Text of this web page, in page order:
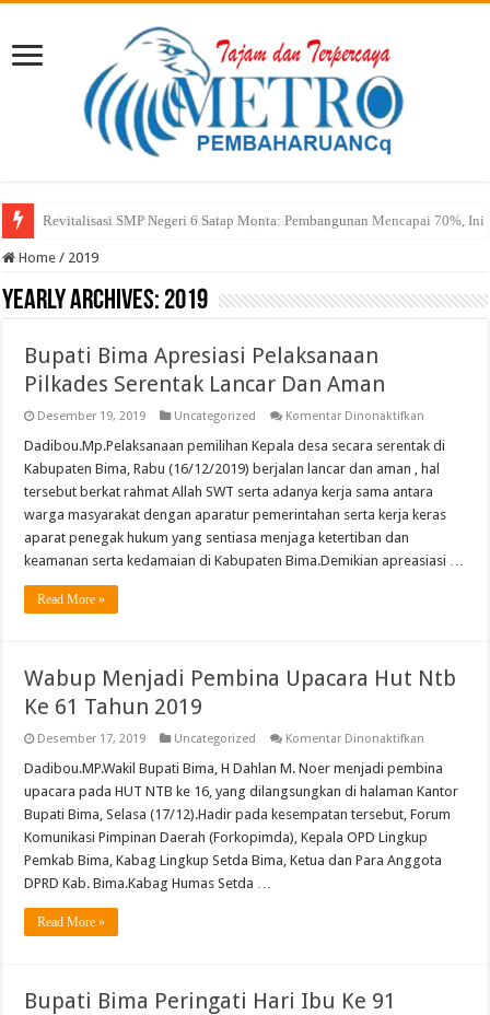
Sekda Abul: Pelantikan adalah Pengakuan Kompetensi
Home / 2019
Yearly Archives: 2019
Bupati Bima Apresiasi Pelaksanaan
Pilkades Serentak Lancar Dan Aman
Desember 19, 2019 Uncategorized Komentar Dinonaktifkan
Bima
Pilkades
Serentak
Lancar
Dadibou.Mp.Pelaksanaan pemilihan Kepala desa secara serentak di
Kabupaten Bima, Rabu (16/12/2019) berjalan lancar dan aman , hal
tersebut berkat rahmat Allah SWT serta adanya kerja sama antara
warga masyarakat dengan aparatur pemerintahan serta kerja keras
aparat penegak hukum yang sentiasa menjaga ketertiban dan
keamanan serta kedamaian di Kabupaten Bima.Demikian apreasiasi …
Read More »
Wabup Menjadi Pembina Upacara Hut Ntb
Ke 61 Tahun 2019
Desember 17, 2019 Uncategorized Komentar Dinonaktifkan
Menjadi
Upacara
Hut
Ntb
Ke
Tahun
Dadibou.MP.Wakil Bupati Bima, H Dahlan M. Noer menjadi pembina
upacara pada HUT NTB ke 16, yang dilangsungkan di halaman Kantor
Bupati Bima, Selasa (17/12).Hadir pada kesempatan tersebut, Forum
Komunikasi Pimpinan Daerah (Forkopimda), Kepala OPD Lingkup
Pemkab Bima, Kabag Lingkup Setda Bima, Ketua dan Para Anggota
DPRD Kab. Bima.Kabag Humas Setda …
Read More »
Bupati Bima Peringati Hari Ibu Ke 91